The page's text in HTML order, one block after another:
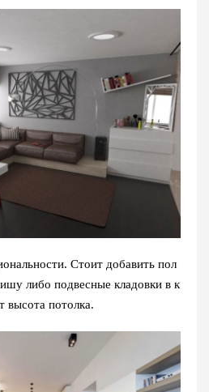
Стоит добавить пол
либо подвесные кладовки в к
высота потолка.